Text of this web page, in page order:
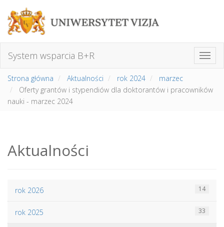
System wsparcia B+R
Strona główna Aktualności rok 2024
marzec
Oferty grantów i stypendiów dla doktorantów i pracowników
nauki - marzec 2024
Aktualności
rok 2026 14
rok 2025 33